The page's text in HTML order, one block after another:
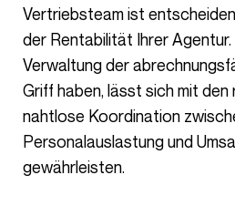
Vertriebsteam ist
der Rentabilität Ihrer Agentur.
Verwaltung der
Griff haben, lässt sich mit
nahtlose Koordination
Personalauslastung und
gewährleisten.